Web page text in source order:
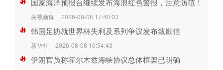
国家海洋预报台继续发布海浪红色警报，注意防范！
央视新闻 2026-08-08 17:40:03
韩国足协就世界杯失利及系列争议发布致歉信
新华社 2026-08-08 16:54:43
伊朗官员称霍尔木兹海峡协议总体框架已明确